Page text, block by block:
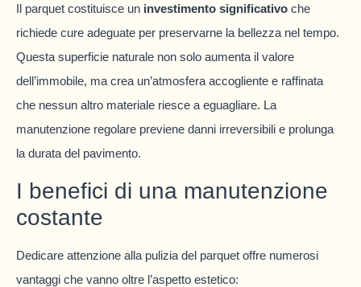
Il parquet costituisce un investimento significativo che
richiede cure adeguate per preservarne la bellezza nel tempo.
Questa superficie naturale non solo aumenta il valore
dell’immobile, ma crea un’atmosfera accogliente e raffinata
che nessun altro materiale riesce a eguagliare. La
manutenzione regolare previene danni irreversibili e prolunga
la durata del pavimento.
I benefici di una manutenzione
costante
Dedicare attenzione alla pulizia del parquet offre numerosi
vantaggi che vanno oltre l’aspetto estetico: